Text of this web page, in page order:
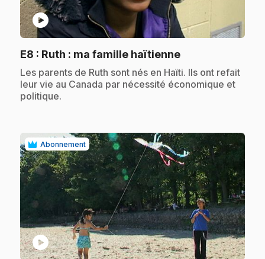
play_circle
E8 : Ruth : ma famille haïtienne.
.Les parents de Ruth sont nés en Haïti. Ils ont refait
leur vie au Canada par nécessité économique et
politique.
Abonnement
play_circle